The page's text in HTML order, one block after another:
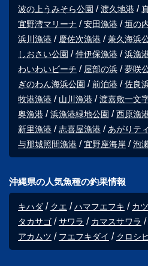
波の上うみそら公園
渡久地港
宜野湾マリーナ
安田漁港 垣の
浜川漁港
慶佐次漁港 兼久海浜
しおさい公園
仲伊保漁港 浜漁
わいわいビーチ
屋部の浜 夢咲
ぎのわん海浜公園
前泊港 佐良
牧港漁港
山川漁港 渡嘉敷一文
奥漁港
浜漁港緑地公園 西原漁
新里漁港
志喜屋漁港
あがりテ
与那城照間漁港
宜野座海岸 泡
沖縄県の人気魚種の釣果情報
キハダ クエ ハマフエフキ カ
タカサゴ
サワラ カマスサワラ
アカムツ
フエフキダイ クロシ